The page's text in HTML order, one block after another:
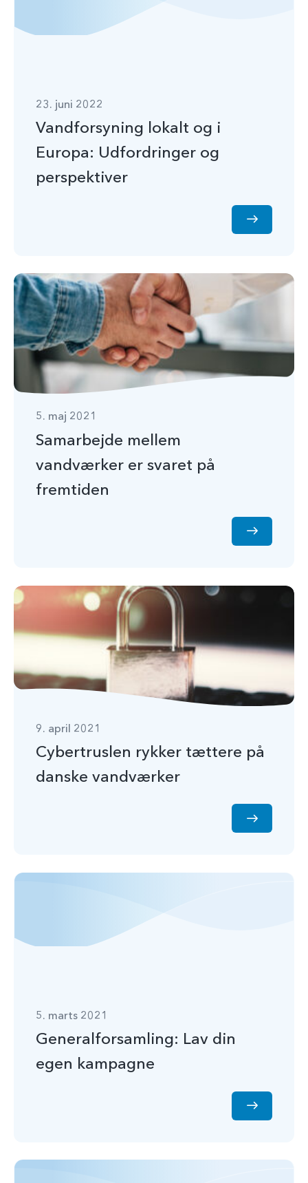
23. juni 2022
Vandforsyning lokalt og i
Europa: Udfordringer og
perspektiver
5. maj 2021
Samarbejde mellem
vandværker er svaret på
fremtiden
9. april 2021
Cybertruslen rykker tættere på
danske vandværker
5. marts 2021
Generalforsamling: Lav din
egen kampagne